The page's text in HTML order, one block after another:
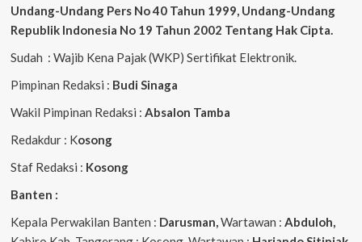
Undang-Undang Pers No 40 Tahun 1999, Undang-Undang
Republik Indonesia No 19 Tahun 2002 Tentang Hak Cipta
Sudah : Wajib Kena Pajak (WKP) Sertifikat Elektronik.
Pimpinan Redaksi : Budi Sinaga
Wakil Pimpinan Redaksi : Absalon Tamba
Redakdur : Kosong
Staf Redaksi : Kosong
Banten :
Kepala Perwakilan Banten : Darusman, Wartawan : Abduloh,